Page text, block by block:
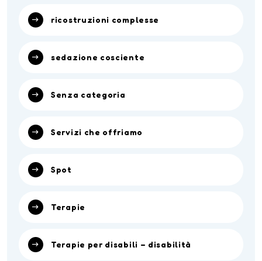
ricostruzioni complesse
sedazione cosciente
Senza categoria
Servizi che offriamo
Spot
Terapie
Terapie per disabili – disabilità